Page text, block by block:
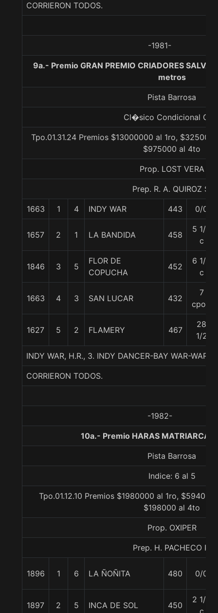
CORRIERON TODOS.
-1981-
9a.- Premio GRAN PREMIO CRIADORES
metros
Pista Barrosa
Cl�sico Condicional Gr.
Tpo.01.31.24 Premios $13000000 al 1ro,
$975000 al 4to
Prop. LOST VERA
Prep. R. A. QUIROZ S.
1663 1 4 INDY WAR 443 0/0
1657 2 1 LA BANDIDA 458
5 1/4
c
1846 3 5
FLOR DE
COPUCHA
452
6 1/4
c
1663 4 3 SAN LUCAR 432
7
cpos.
1627 5 2 FLAMERY 467
28
1/2
INDY WAR, H.R., 3. INDY DANCER-BAY WAR-WAR
CORRIERON TODOS.
-1982-
10a.- Premio HARAS MATRIARCA,
Pista Barrosa
Indice: 6 al 5
Tpo.01.12.10 Premios $1980000 al 1ro,
$198000 al 4to
Prop. OXIPER
Prep. H. PACHECO P.
1896 1 6 LA ÑOÑITA 480 0/0
1897 2 5 INCA DE SOL 450
2 1/2
c